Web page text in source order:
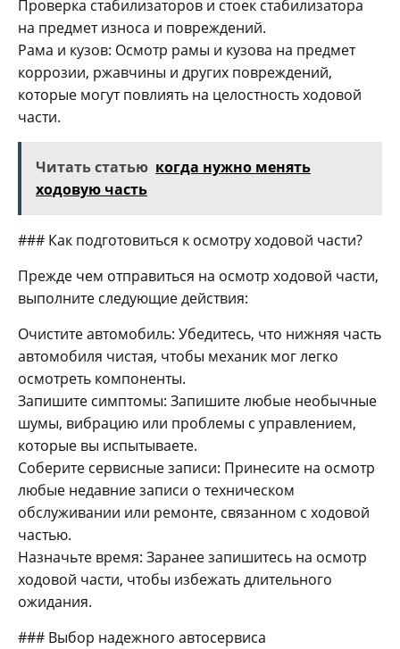
Проверка стабилизаторов и стоек стабилизатора
на предмет износа и повреждений.
Рама и кузов: Осмотр рамы и кузова на предмет
коррозии, ржавчины и других повреждений,
которые могут повлиять на целостность ходовой
части.
Читать статью когда нужно менять
ходовую часть
### Как подготовиться к осмотру ходовой части?
Прежде чем отправиться на осмотр ходовой части,
выполните следующие действия:
Очистите автомобиль: Убедитесь, что нижняя часть
автомобиля чистая, чтобы механик мог легко
осмотреть компоненты.
Запишите симптомы: Запишите любые необычные
шумы, вибрацию или проблемы с управлением,
которые вы испытываете.
Соберите сервисные записи: Принесите на осмотр
любые недавние записи о техническом
обслуживании или ремонте, связанном с ходовой
частью.
Назначьте время: Заранее запишитесь на осмотр
ходовой части, чтобы избежать длительного
ожидания.
### Выбор надежного автосервиса